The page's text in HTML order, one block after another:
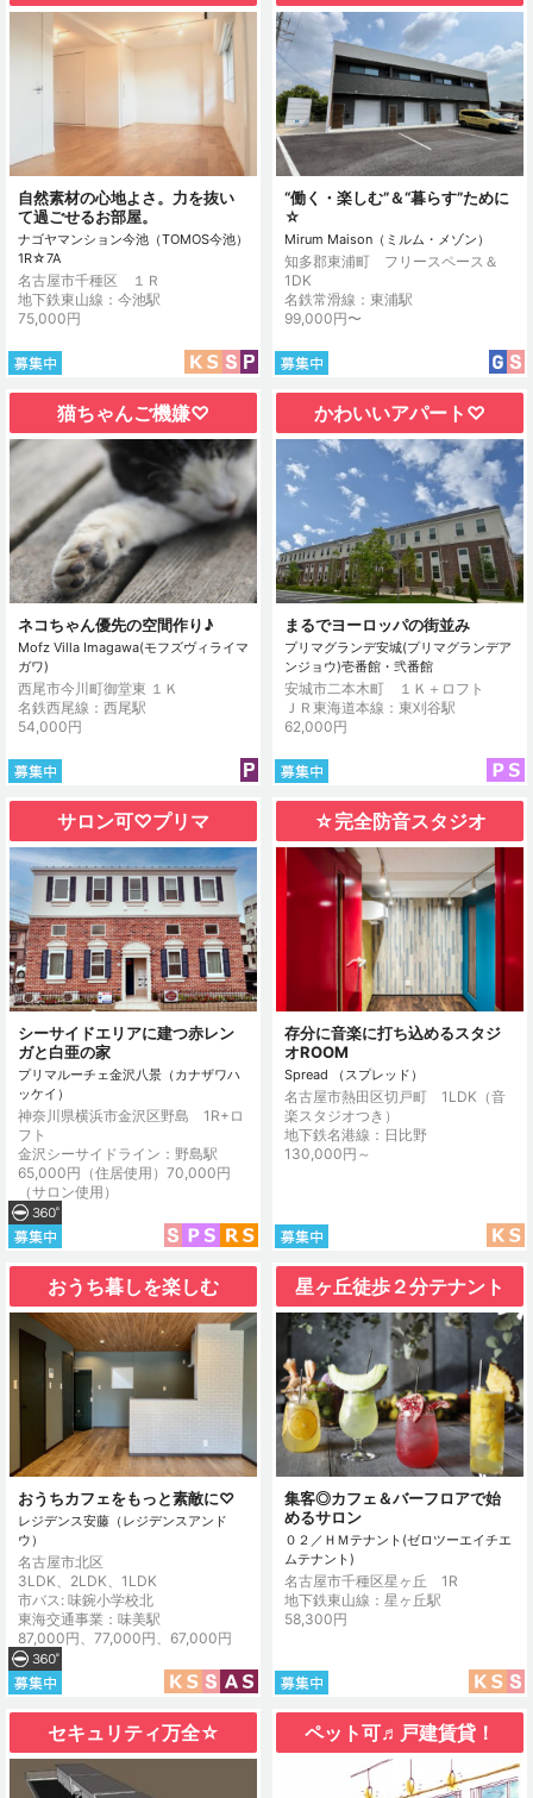
自然素材の心地よさ。力を抜い
て過ごせるお部屋。
ナゴヤマンション今池（TOMOS今池）
1R☆7A
名古屋市千種区 １Ｒ
地下鉄東山線：今池駅
75,000円
“働く・楽しむ”＆“暮らす”ために
☆
Mirum Maison（ミルム・メゾン）
知多郡東浦町 フリースペース＆
1DK
名鉄常滑線：東浦駅
99,000円〜
猫ちゃんご機嫌♡
ネコちゃん優先の空間作り♪
Mofz Villa Imagawa(モフズヴィライマ
ガワ)
西尾市今川町御堂東 １Ｋ
名鉄西尾線：西尾駅
54,000円
かわいいアパート♡
まるでヨーロッパの街並み
プリマグランデ安城(プリマグランデア
ンジョウ)壱番館・弐番館
安城市二本木町 １Ｋ＋ロフト
ＪＲ東海道本線：東刈谷駅
62,000円
サロン可♡プリマ
シーサイドエリアに建つ赤レン
ガと白亜の家
プリマルーチェ金沢八景（カナザワハ
ッケイ）
神奈川県横浜市金沢区野島 1R+ロ
フト
金沢シーサイドライン：野島駅
65,000円（住居使用）70,000円
（サロン使用）
☆完全防音スタジオ
存分に音楽に打ち込めるスタジ
オROOM
Spread （スプレッド）
名古屋市熱田区切戸町 1LDK（音
楽スタジオつき）
地下鉄名港線：日比野
130,000円～
おうち暮しを楽しむ
おうちカフェをもっと素敵に♡
レジデンス安藤（レジデンスアンド
ウ）
名古屋市北区
3LDK、2LDK、1LDK
市バス: 味鋺小学校北
東海交通事業：味美駅
87,000円、77,000円、67,000円
星ヶ丘徒歩２分テナント
集客◎カフェ＆バーフロアで始
めるサロン
０２／ＨＭテナント(ゼロツーエイチエ
ムテナント)
名古屋市千種区星ヶ丘 1R
地下鉄東山線：星ヶ丘駅
58,300円
セキュリティ万全☆ ペット可♬戸建賃貸！